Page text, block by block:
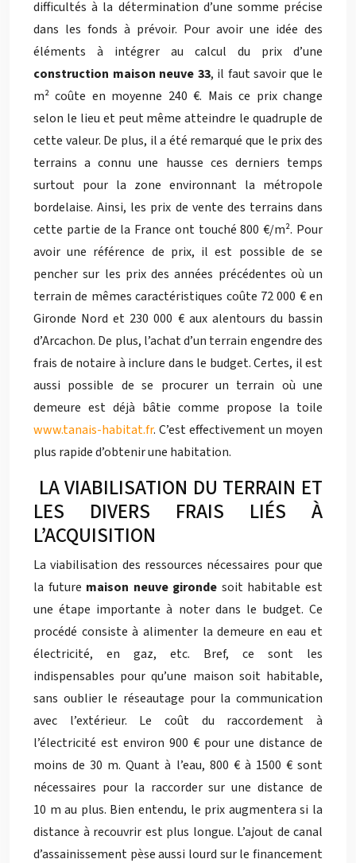
difficultés à la détermination d’une somme précise
dans les fonds à prévoir. Pour avoir une idée des
éléments à intégrer au calcul du prix d’une
construction maison neuve 33, il faut savoir que le
m² coûte en moyenne 240 €. Mais ce prix change
selon le lieu et peut même atteindre le quadruple de
cette valeur. De plus, il a été remarqué que le prix des
terrains a connu une hausse ces derniers temps
surtout pour la zone environnant la métropole
bordelaise. Ainsi, les prix de vente des terrains dans
cette partie de la France ont touché 800 €/m². Pour
avoir une référence de prix, il est possible de se
pencher sur les prix des années précédentes où un
terrain de mêmes caractéristiques coûte 72 000 € en
Gironde Nord et 230 000 € aux alentours du bassin
d’Arcachon. De plus, l’achat d’un terrain engendre des
frais de notaire à inclure dans le budget. Certes, il est
aussi possible de se procurer un terrain où une
demeure est déjà bâtie comme propose la toile
www.tanais-habitat.fr. C’est effectivement un moyen
plus rapide d’obtenir une habitation.
LA VIABILISATION DU TERRAIN ET
LES DIVERS FRAIS LIÉS À
L’ACQUISITION
La viabilisation des ressources nécessaires pour que
la future maison neuve gironde soit habitable est
une étape importante à noter dans le budget. Ce
procédé consiste à alimenter la demeure en eau et
électricité, en gaz, etc. Bref, ce sont les
indispensables pour qu’une maison soit habitable,
sans oublier le réseautage pour la communication
avec l’extérieur. Le coût du raccordement à
l’électricité est environ 900 € pour une distance de
moins de 30 m. Quant à l’eau, 800 € à 1500 € sont
nécessaires pour la raccorder sur une distance de
10 m au plus. Bien entendu, le prix augmentera si la
distance à recouvrir est plus longue. L’ajout de canal
d’assainissement pèse aussi lourd sur le financement